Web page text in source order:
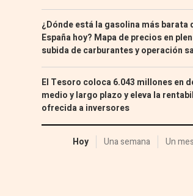
¿Dónde está la gasolina más barata
España hoy? Mapa de precios en
subida de carburantes y operación
El Tesoro coloca 6.043 millones en
medio y largo plazo y eleva la
ofrecida a inversores
Hoy Una semana Un mes